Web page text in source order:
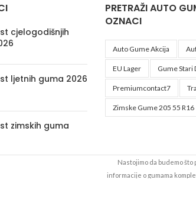
cjelogodišnjih
ljetnih guma 2026
zimskih guma
PRETRAŽI AUTO
OZNACI
Auto Gume Akcija
EU Lager Gume Stari
Premiumcontact7
Zimske Gume 205 55 R16
Nastojimo da budemo
informacije o gumama